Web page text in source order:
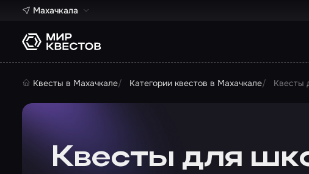
Махачкала
Квесты в Махачкале Категории квестов в Махачкале Квесты
Квесты для